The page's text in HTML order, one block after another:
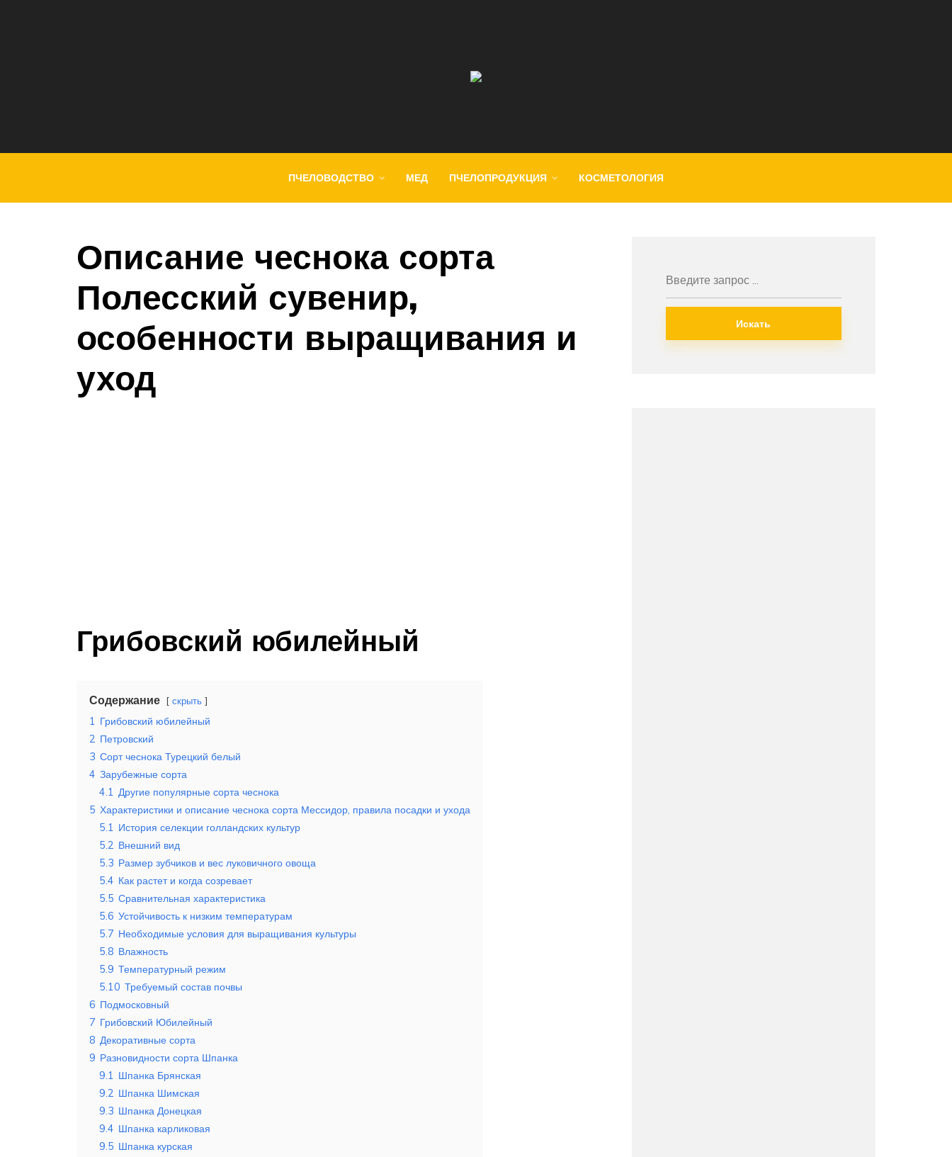
ПЧЕЛОВОДСТВО МЕД ПЧЕЛОПРОДУКЦИЯ КОСМЕТОЛОГИЯ
Описание чеснока сорта
Полесский сувенир,
особенности выращивания и
уход
Грибовский юбилейный
Содержание скрыть
1 Грибовский юбилейный
2 Петровский
3 Сорт чеснока Турецкий белый
4 Зарубежные сорта
4.1 Другие популярные сорта чеснока
5 Характеристики и описание чеснока сорта Мессидор, правила посадки и ухода
5.1 История селекции голландских культур
5.2 Внешний вид
5.3 Размер зубчиков и вес луковичного овоща
5.4 Как растет и когда созревает
5.5 Сравнительная характеристика
5.6 Устойчивость к низким температурам
5.7 Необходимые условия для выращивания культуры
5.8 Влажность
5.9 Температурный режим
5.10 Требуемый состав почвы
6 Подмосковный
7 Грибовский Юбилейный
8 Декоративные сорта
9 Разновидности сорта Шпанка
9.1 Шпанка Брянская
9.2 Шпанка Шимская
9.3 Шпанка Донецкая
9.4 Шпанка карликовая
9.5 Шпанка курская
Искать